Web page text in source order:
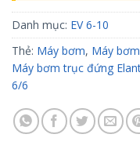
Danh mục: EV 6-10
Thẻ: Máy bơm, Máy
Máy bơm trục đứng
6/6